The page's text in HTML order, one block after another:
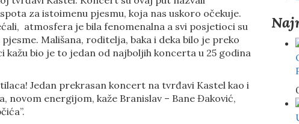
za istoimenu pjesmu, koja nas uskoro očekuje.
atmosfera je bila fenomenalna a svi posjetioci su
Mališana, roditelja, baka i deka bilo je preko
kažu bio je to jedan od najboljih koncerta u 25 godina
Jedan prekrasan koncert na tvrđavi Kastel kao i
novom energijom, kaže Branislav – Bane Đaković,